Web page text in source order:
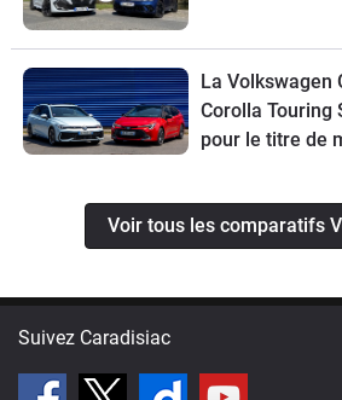
La Volkswagen
Corolla Touring
pour le titre de
Voir tous les comparatifs
Suivez Caradisiac